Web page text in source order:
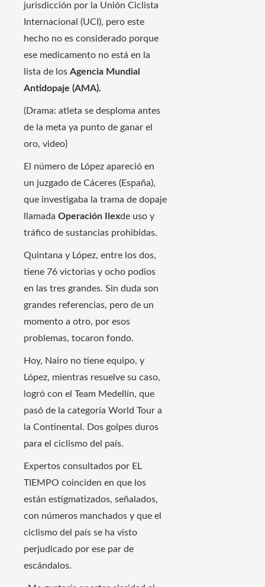
jurisdicción por la Unión Ciclista
Internacional (UCI), pero este
hecho no es considerado porque
ese medicamento no está en la
lista de los Agencia Mundial
Antidopaje (AMA).
(Drama: atleta se desploma antes
de la meta ya punto de ganar el
oro, video)
El número de López apareció en
un juzgado de Cáceres (España),
que investigaba la trama de dopaje
llamada Operación Ilexde uso y
tráfico de sustancias prohibidas.
Quintana y López, entre los dos,
tiene 76 victorias y ocho podios
en las tres grandes. Sin duda son
grandes referencias, pero de un
momento a otro, por esos
problemas, tocaron fondo.
Hoy, Nairo no tiene equipo, y
López, mientras resuelve su caso,
logró con el Team Medellín, que
pasó de la categoría World Tour a
la Continental. Dos golpes duros
para el ciclismo del país.
Expertos consultados por EL
TIEMPO coinciden en que los
están estigmatizados, señalados,
con números manchados y que el
ciclismo del país se ha visto
perjudicado por ese par de
escándalos.